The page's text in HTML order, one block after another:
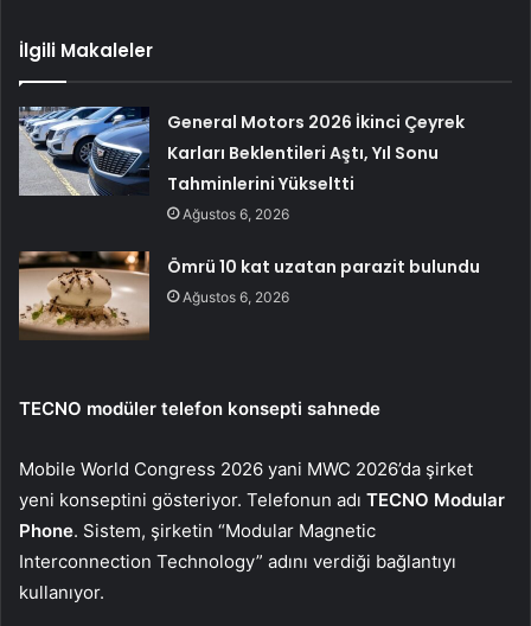
İlgili Makaleler
General Motors 2026 İkinci Çeyrek
Karları Beklentileri Aştı, Yıl Sonu
Tahminlerini Yükseltti
Ağustos 6, 2026
Ömrü 10 kat uzatan parazit bulundu
Ağustos 6, 2026
TECNO modüler telefon konsepti sahnede
Mobile World Congress 2026 yani MWC 2026’da şirket
yeni konseptini gösteriyor. Telefonun adı TECNO Modular
Phone. Sistem, şirketin “Modular Magnetic
Interconnection Technology” adını verdiği bağlantıyı
kullanıyor.